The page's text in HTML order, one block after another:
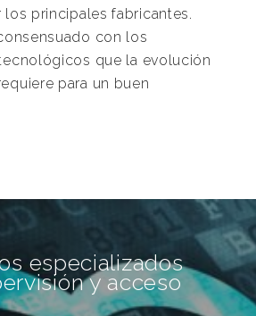
los principales fabricantes.
con los
que la evolución
para un buen
especializados
y acceso